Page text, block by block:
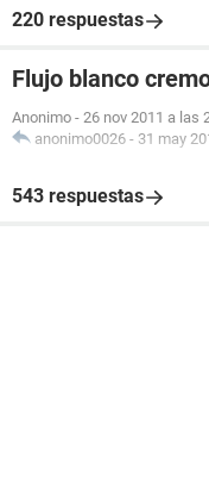
220 respuestas
Flujo blanco
Anonimo - 26 nov 2011 a las
anonimo0026 - 31 may
543 respuestas